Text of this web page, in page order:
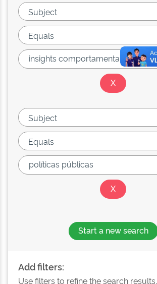
Start a new search
Add filters:
Use filters to refine the search results.